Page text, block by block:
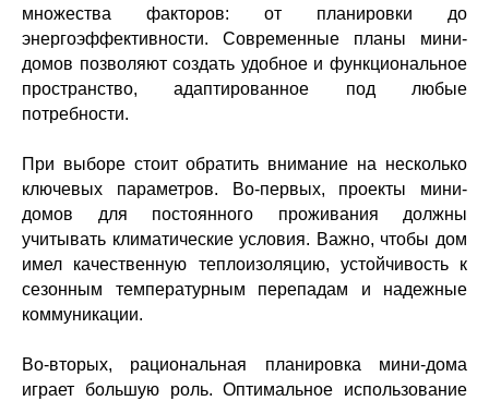
КЕЙСЫ И
ГОТОВЫЕ
множества факторов: от планировки до
энергоэффективности. Современные планы мини-
домов позволяют создать удобное и функциональное
пространство, адаптированное под любые
потребности.
При выборе стоит обратить внимание на несколько
ключевых параметров. Во-первых, проекты мини-
домов для постоянного проживания должны
учитывать климатические условия. Важно, чтобы дом
имел качественную теплоизоляцию, устойчивость к
сезонным температурным перепадам и надежные
коммуникации.
Во-вторых, рациональная планировка мини-дома
играет большую роль. Оптимальное использование